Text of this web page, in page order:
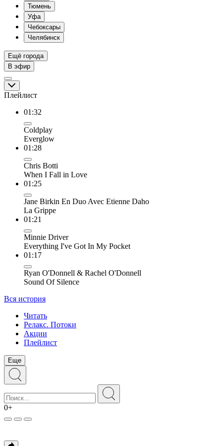
Тюмень
Уфа
Чебоксары
Челябинск
Ещё города
В эфир
Плейлист
01:32
Coldplay
Everglow
01:28
Chris Botti
When I Fall in Love
01:25
Jane Birkin En Duo Avec Etienne Daho
La Grippe
01:21
Minnie Driver
Everything I've Got In My Pocket
01:17
Ryan O'Donnell & Rachel O'Donnell
Sound Of Silence
Вся история
Читать
Релакс. Потоки
Акции
Плейлист
Еще
0+